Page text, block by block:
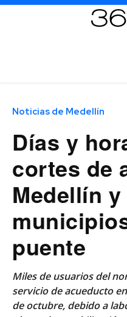
Noticias de Medellín
Días y
cortes de
Medellín
puente
Miles de usuarios del
servicio de acueducto
de octubre, debido a